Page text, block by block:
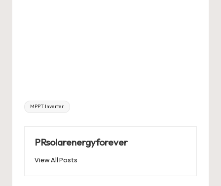
Tags:
MPPT Inverter
PRsolarenergyforever
View All Posts